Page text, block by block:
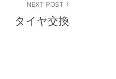
NEXT POST
タイヤ交換